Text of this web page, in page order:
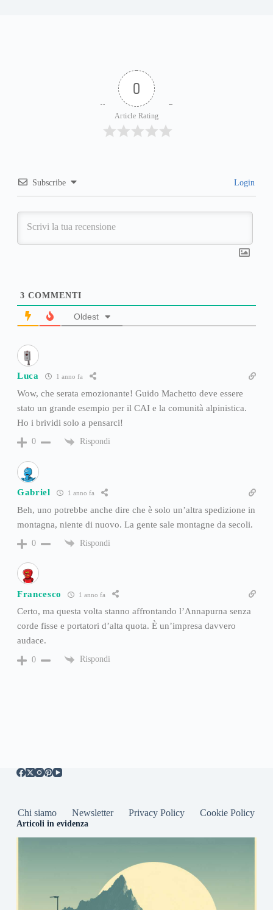
0
Article Rating
Subscribe Login
3 COMMENTI
Oldest
Luca 1 anno fa
Wow, che serata emozionante! Guido Machetto deve essere
stato un grande esempio per il CAI e la comunità alpinistica.
Ho i brividi solo a pensarci!
0 Rispondi
Gabriel 1 anno fa
Beh, uno potrebbe anche dire che è solo un’altra spedizione in
montagna, niente di nuovo. La gente sale montagne da secoli.
0 Rispondi
Francesco 1 anno fa
Certo, ma questa volta stanno affrontando l’Annapurna senza
corde fisse e portatori d’alta quota. È un’impresa davvero
audace.
0 Rispondi
Chi siamo Newsletter Privacy Policy Cookie Policy
Articoli in evidenza